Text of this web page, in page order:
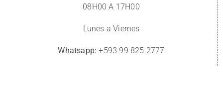
08H00 A 17H00
Lunes a Viernes
Whatsapp: +593 99 825 2777